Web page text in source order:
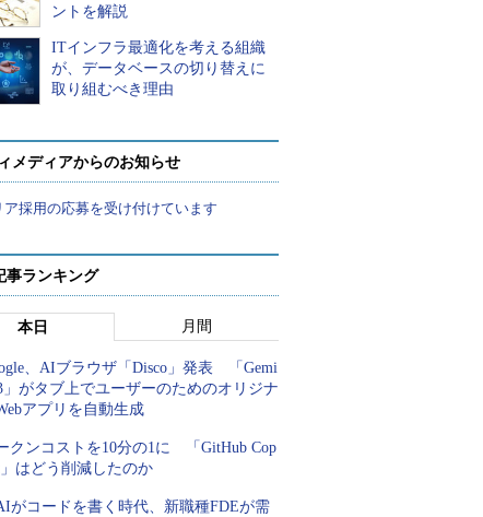
ントを解説
ITインフラ最適化を考える組織
が、データベースの切り替えに
取り組むべき理由
メディアからのお知らせ
ア採用の応募を受け付けています
事ランキング
本日 月間
、AIブラウザ「Disco」発表 「Gemi
」がタブ上でユーザーのためのオリジナ
アプリを自動生成
クンコストを10分の1に 「GitHub Cop
はどう削減したのか
がコードを書く時代、新職種FDEが需